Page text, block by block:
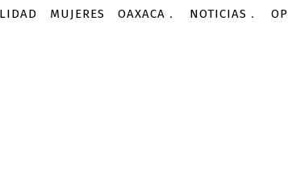
MUJERES OAXACA NOTICIAS